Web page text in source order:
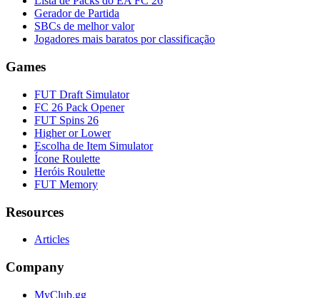
Gerador de Partida
SBCs de melhor valor
Jogadores mais baratos por classificação
Games
FUT Draft Simulator
FC 26 Pack Opener
FUT Spins 26
Higher or Lower
Escolha de Item Simulator
Ícone Roulette
Heróis Roulette
FUT Memory
Resources
Articles
Company
MyClub.gg